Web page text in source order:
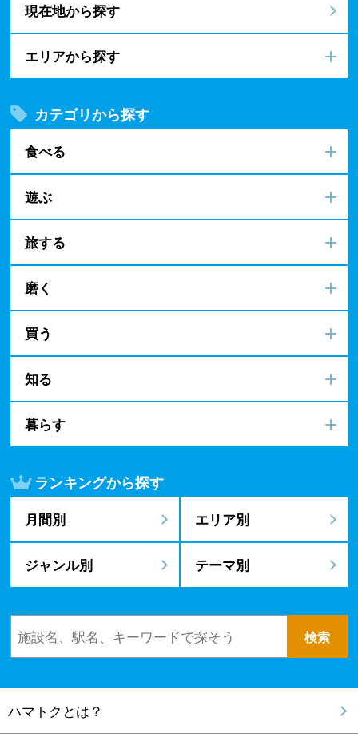
現在地から探す
エリアから探す
カテゴリから探す
食べる
遊ぶ
旅する
磨く
買う
知る
暮らす
ランキングから探す
月間別 エリア別
ジャンル別 テーマ別
ハマトクとは？